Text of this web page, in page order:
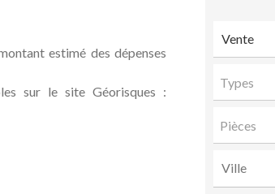
estimé des dépenses
sur le site Géorisques :
Types
Pièces